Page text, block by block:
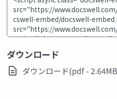
ダウンロード
ダウンロード(pdf -